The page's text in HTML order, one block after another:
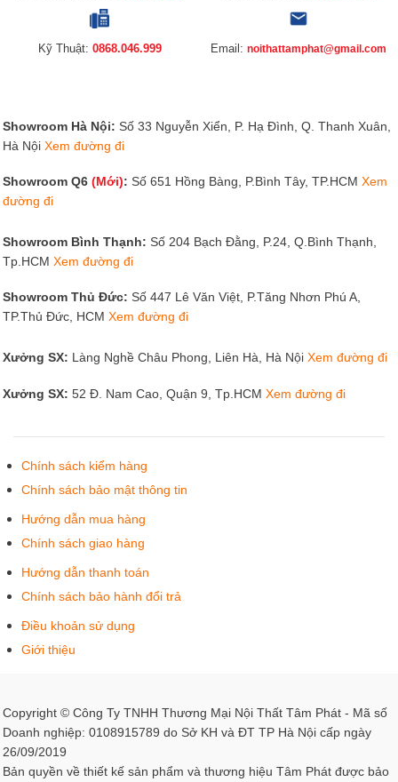
Kỹ Thuật: 0868.046.999 Email: noithattamphat@gmail.com
Showroom Hà Nội: Số 33 Nguyễn Xiển, P. Hạ Đình, Q. Thanh Xuân,
Hà Nội Xem đường đi
Showroom Q6 (Mới): Số 651 Hồng Bàng, P.Bình Tây, TP.HCM Xem
đường đi
Showroom Bình Thạnh: Số 204 Bạch Đằng, P.24, Q.Bình Thạnh,
Tp.HCM Xem đường đi
Showroom Thủ Đức: Số 447 Lê Văn Việt, P.Tăng Nhơn Phú A,
TP.Thủ Đức, HCM Xem đường đi
Xưởng SX: Làng Nghề Châu Phong, Liên Hà, Hà Nội Xem đường đi
Xưởng SX: 52 Đ. Nam Cao, Quận 9, Tp.HCM Xem đường đi
Chính sách kiểm hàng
Chính sách bảo mật thông tin
Hướng dẫn mua hàng
Chính sách giao hàng
Hướng dẫn thanh toán
Chính sách bảo hành đổi trả
Điều khoản sử dụng
Giới thiệu
Copyright © Công Ty TNHH Thương Mại Nội Thất Tâm Phát - Mã số
Doanh nghiệp: 0108915789 do Sở KH và ĐT TP Hà Nội cấp ngày
26/09/2019
Bản quyền về thiết kế sản phẩm và thương hiệu Tâm Phát được bảo